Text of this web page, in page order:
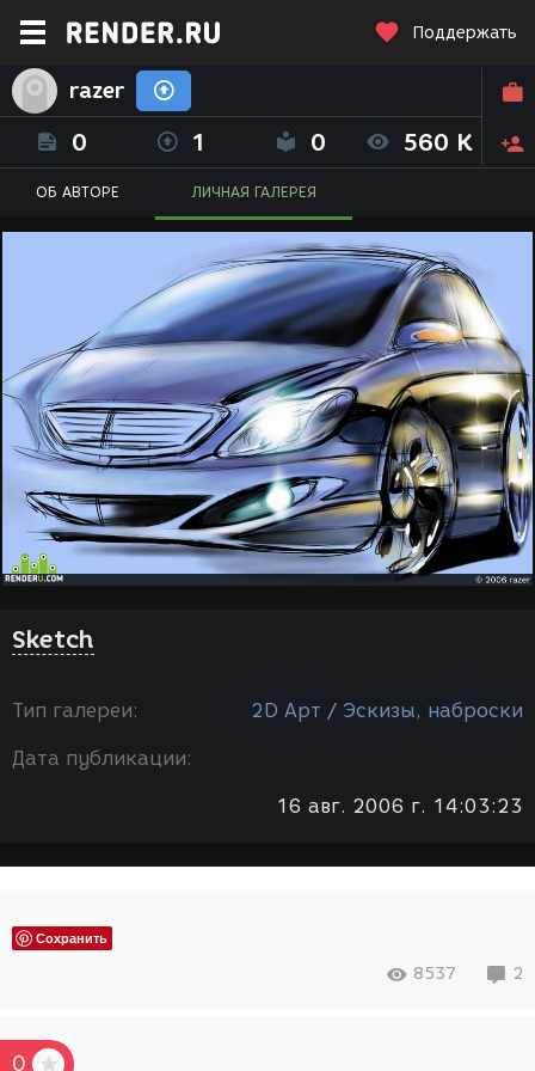
Поддержать
razer
0 1 0 560 K
ОБ АВТОРЕ ЛИЧНАЯ ГАЛЕРЕЯ
Sketch
Тип галереи: 2D Арт / Эскизы, наброски
Дата публикации:
16 авг. 2006 г. 14:03:23
Сохранить
8537 2
0